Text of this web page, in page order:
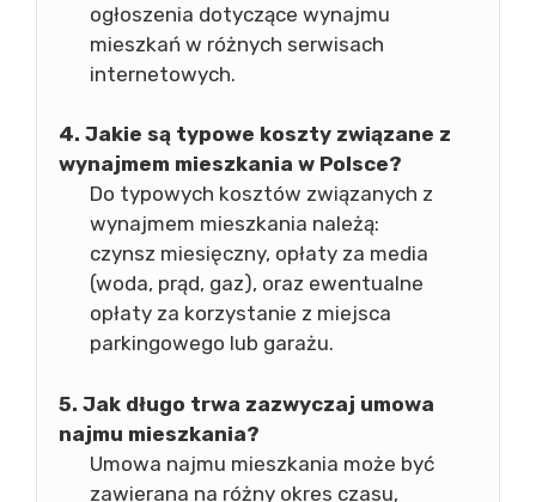
ogłoszenia dotyczące wynajmu
mieszkań w różnych serwisach
internetowych.
4. Jakie są typowe koszty związane z
wynajmem mieszkania w Polsce?
Do typowych kosztów związanych z
wynajmem mieszkania należą:
czynsz miesięczny, opłaty za media
(woda, prąd, gaz), oraz ewentualne
opłaty za korzystanie z miejsca
parkingowego lub garażu.
5. Jak długo trwa zazwyczaj umowa
najmu mieszkania?
Umowa najmu mieszkania może być
zawierana na różny okres czasu,